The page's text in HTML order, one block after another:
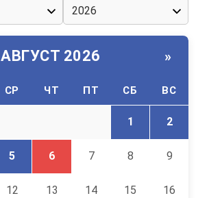
АВГУСТ 2026 »
СР ЧТ ПТ СБ ВС
1 2
5 6 7 8 9
12 13 14 15 16